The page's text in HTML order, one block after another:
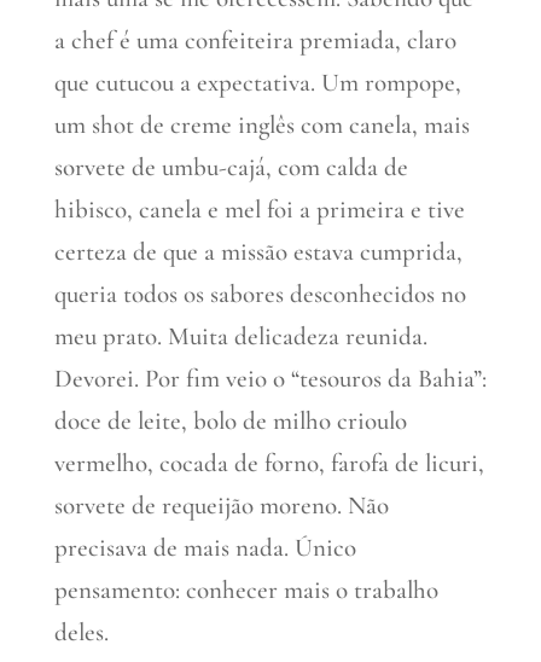
a chef é uma confeiteira premiada, claro
que cutucou a expectativa. Um rompope,
um shot de creme inglês com canela, mais
sorvete de umbu-cajá, com calda de
hibisco, canela e mel foi a primeira e tive
certeza de que a missão estava cumprida,
queria todos os sabores desconhecidos no
meu prato. Muita delicadeza reunida.
Devorei. Por fim veio o “tesouros da Bahia”:
doce de leite, bolo de milho crioulo
vermelho, cocada de forno, farofa de licuri,
sorvete de requeijão moreno. Não
precisava de mais nada. Único
pensamento: conhecer mais o trabalho
deles.